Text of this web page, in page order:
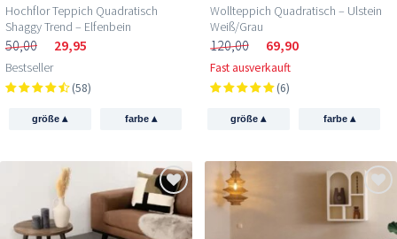
Hochflor Teppich Quadratisch
Shaggy Trend – Elfenbein
50,00 29,95
Bestseller
(58)
größe▴ farbe ▴
Wollteppich Quadratisch – Ulstein
Weiß/Grau
120,00 69,90
Fast ausverkauft
(6)
größe▴ farbe ▴